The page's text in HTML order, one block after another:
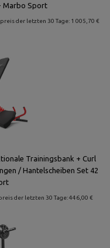
Marbo Sport
der letzten 30 Tage: 1 005,70 €
Trainingsbank + Curl
/ Hantelscheiben Set 42
der letzten 30 Tage: 446,00 €